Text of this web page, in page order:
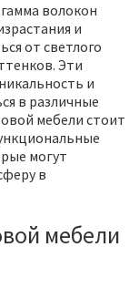
волокон
и
от светлого
Эти
и
в различные
мебели стоит
могут
в
мебели